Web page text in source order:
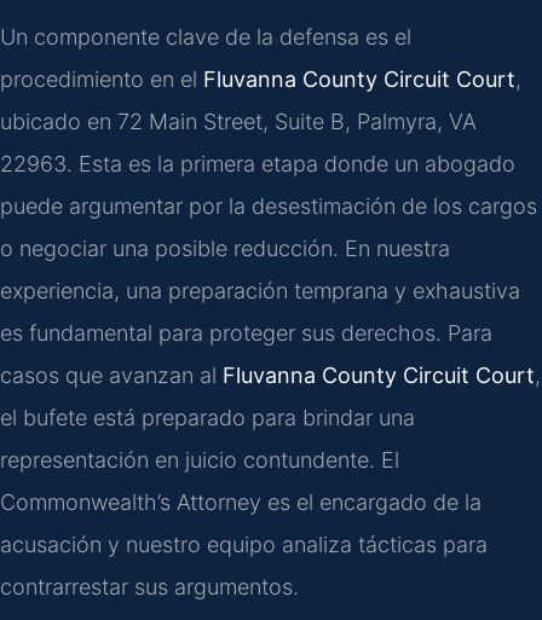
Un componente clave de la defensa es el
procedimiento en el Fluvanna County Circuit Court,
ubicado en 72 Main Street, Suite B, Palmyra, VA
22963. Esta es la primera etapa donde un abogado
puede argumentar por la desestimación de los cargos
o negociar una posible reducción. En nuestra
experiencia, una preparación temprana y exhaustiva
es fundamental para proteger sus derechos. Para
casos que avanzan al Fluvanna County Circuit Court,
el bufete está preparado para brindar una
representación en juicio contundente. El
Commonwealth’s Attorney es el encargado de la
acusación y nuestro equipo analiza tácticas para
contrarrestar sus argumentos.